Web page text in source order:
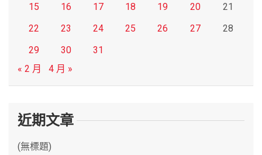
15
16 17 18 19 20
21
22
23 24 25 26 27
28
29
30
31
« 2 月
4 月 »
近期文章
(無標題)